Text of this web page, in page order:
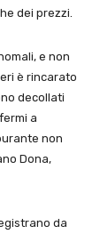
dei prezzi.
e non
è rincarato
decollati
a
non
Dona,
da